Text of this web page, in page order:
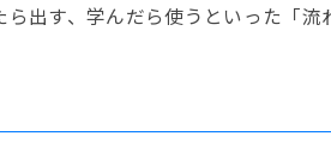
出す、学んだら使うといった「